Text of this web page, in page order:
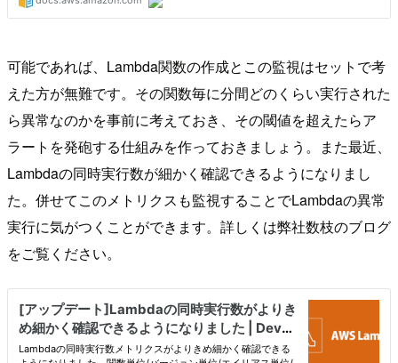
可能であれば、Lambda関数の作成とこの監視はセットで考
えた方が無難です。その関数毎に分間どのくらい実行された
ら異常なのかを事前に考えておき、その閾値を超えたらア
ラートを発砲する仕組みを作っておきましょう。また最近、
Lambdaの同時実行数が細かく確認できるようになりまし
た。併せてこのメトリクスも監視することでLambdaの異常
実行に気がつくことができます。詳しくは弊社数枝のブログ
をご覧ください。